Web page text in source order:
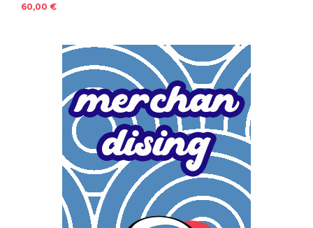
60,00 €